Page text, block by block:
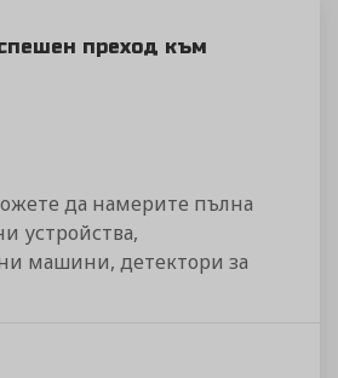
преход към
да намерите пълна
устройства,
машини, детектори за